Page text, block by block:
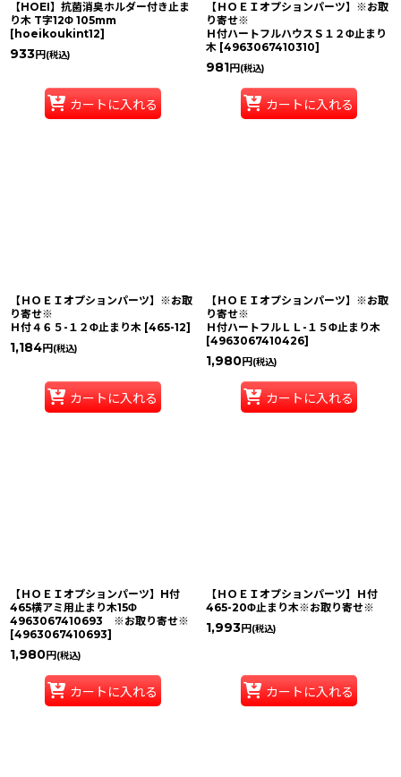
【HOEI】抗菌消臭ホルダー付き止ま
り木 T字12Φ 105mm
[ hoeikoukint12]
933円 (税込)
カートに入れる
【ＨＯＥＩオプションパーツ】※お取
り寄せ※
Ｈ付ハートフルハウスＳ１２Φ止まり
木 [4963067410310]
981円 (税込)
カートに入れる
【ＨＯＥＩオプションパーツ】※お取
り寄せ※
Ｈ付４６５-１２Φ止まり木 [465-12]
1,184円 (税込)
カートに入れる
【ＨＯＥＩオプションパーツ】※お取
り寄せ※
Ｈ付ハートフルＬＬ-１５Φ止まり木
[4963067410426]
1,980円 (税込)
カートに入れる
【ＨＯＥＩオプションパーツ】H付
465横アミ用止まり木15Φ
4963067410693 ※お取り寄せ※
[4963067410693]
1,980円 (税込)
カートに入れる
【ＨＯＥＩオプションパーツ】Ｈ付
465-20Φ止まり木※お取り寄せ※
1,993円 (税込)
カートに入れる